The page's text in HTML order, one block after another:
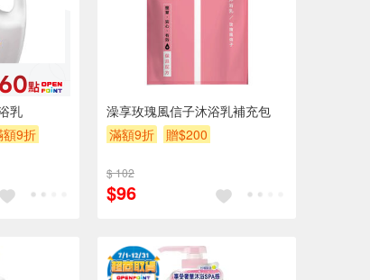
乳
額9折
澡享玫瑰風信子沐浴乳補充包
滿額9折
贈$200
$ 102
$96